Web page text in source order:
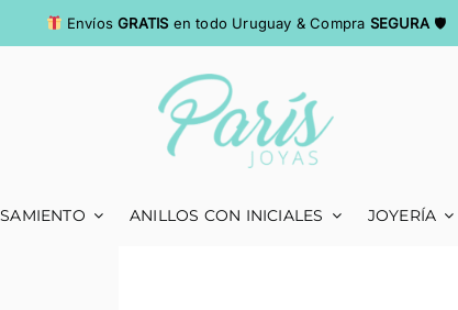
EnvíosGRATIS en todo Uruguay & Compra SEGURA🛡
ANILLOS CON INICIALES JOYERÍA